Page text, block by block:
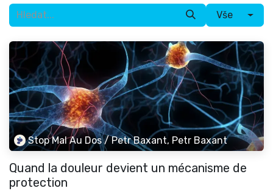
Vše
Stop Mal Au Dos / Petr Baxant, Petr Baxant
Quand la douleur devient un mécanisme de
protection